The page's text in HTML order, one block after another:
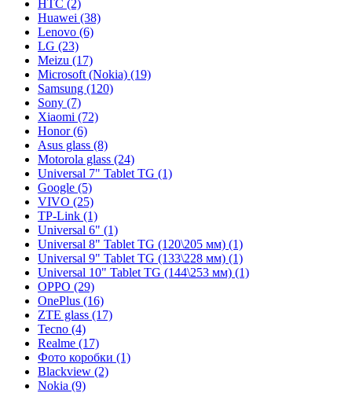
HTC (2)
Huawei (38)
Lenovo (6)
LG (23)
Meizu (17)
Microsoft (Nokia) (19)
Samsung (120)
Sony (7)
Xiaomi (72)
Honor (6)
Asus glass (8)
Motorola glass (24)
Universal 7" Tablet TG (1)
Google (5)
VIVO (25)
TP-Link (1)
Universal 6" (1)
Universal 8" Tablet TG (120\205 мм) (1)
Universal 9" Tablet TG (133\228 мм) (1)
Universal 10" Tablet TG (144\253 мм) (1)
OPPO (29)
OnePlus (16)
ZTE glass (17)
Tecno (4)
Realme (17)
Фото коробки (1)
Blackview (2)
Nokia (9)